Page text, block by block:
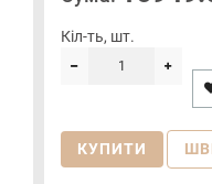
Кіл-ть, шт.
КУПИТИ